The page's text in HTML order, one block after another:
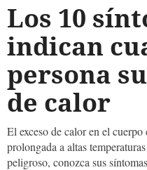
Los 10
indican
persona
de calor
El exceso de calor en el
prolongada a altas
peligroso, conozca sus síntomas